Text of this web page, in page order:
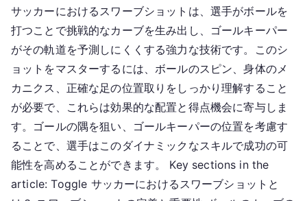
ワ
ー
ブ
シ
ョ
ト：
カ
ー
ブ、
配
サッカーにおけるスワーブショットは、選手がボールを
打つことで挑戦的なカーブを生み出し、ゴールキーパー
がその軌道を予測しにくくする強力な技術です。このシ
ョットをマスターするには、ボールのスピン、身体のメ
カニクス、正確な足の位置取りをしっかり理解すること
が必要で、これらは効果的な配置と得点機会に寄与しま
す。ゴールの隅を狙い、ゴールキーパーの位置を考慮す
ることで、選手はこのダイナミックなスキルで成功の可
能性を高めることができます。 Key sections in the
article: Toggle サッカーにおけるスワーブショットと